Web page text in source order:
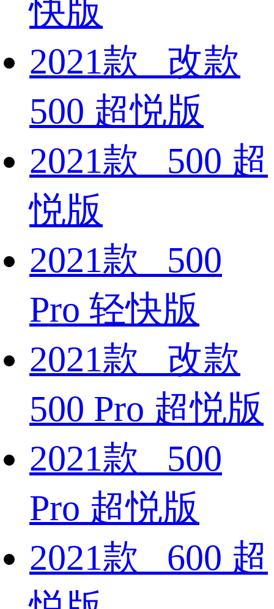
快版
2021款 改款
500 超悦版
2021款 500 超
悦版
2021款 500
Pro 轻快版
2021款 改款
500 Pro 超悦版
2021款 500
Pro 超悦版
2021款 600 超